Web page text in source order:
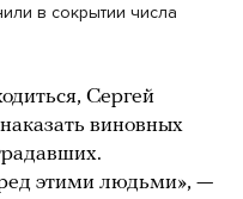
в сокрытии числа
Сергей
виновных
этими людьми», —